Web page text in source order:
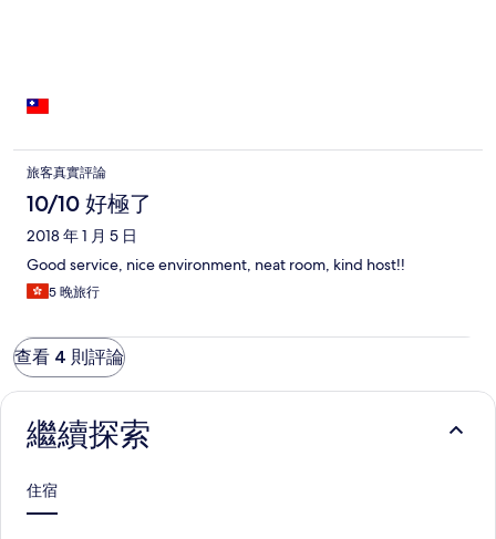
旅客真實評論
10/10 好極了
2018 年 1 月 5 日
Good service, nice environment, neat room, kind host!!
5 晚旅行
查看 4 則評論
繼續探索
住宿